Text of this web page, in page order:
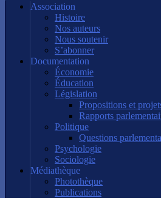
Association
Histoire
Nos auteurs
Nous soutenir
S’abonner
Documentation
Économie
Éducation
Législation
Propositions et
Rapports
Politique
Questions
Psychologie
Sociologie
Médiathèque
Photothèque
Publications